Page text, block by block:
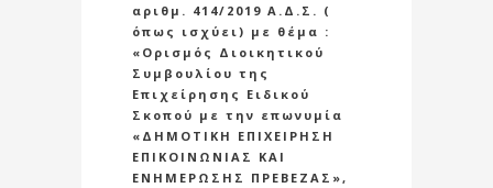
αριθμ. 414/2019 Α.Δ.Σ. (
όπως ισχύει) με θέμα :
«Ορισμός Διοικητικού
Συμβουλίου της
Επιχείρησης Ειδικού
Σκοπού με την επωνυμία
«ΔΗΜΟΤΙΚΗ ΕΠΙΧΕΙΡΗΣΗ
ΕΠΙΚΟΙΝΩΝΙΑΣ ΚΑΙ
ΕΝΗΜΕΡΩΣΗΣ ΠΡΕΒΕΖΑΣ»,